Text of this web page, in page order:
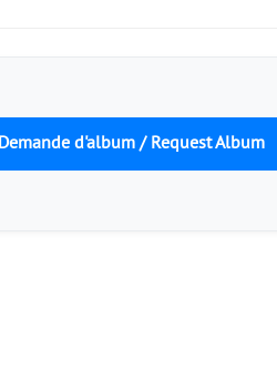
Demande d'album / Request Album